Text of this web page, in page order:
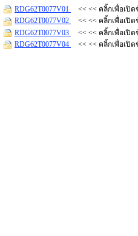
RDG62T0077V01
<< << คลิ้กเพื่อเปิ
RDG62T0077V02
<< << คลิ้กเพื่อเปิ
RDG62T0077V03
<< << คลิ้กเพื่อเปิ
RDG62T0077V04
<< << คลิ้กเพื่อเปิ